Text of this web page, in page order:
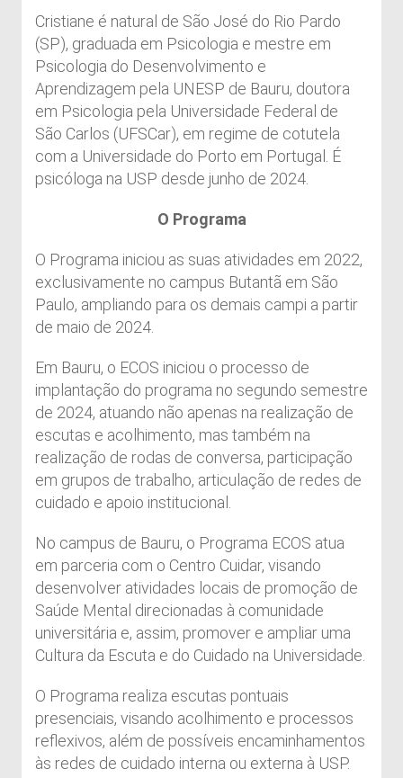
Cristiane é natural de São José do Rio Pardo
(SP), graduada em Psicologia e mestre em
Psicologia do Desenvolvimento e
Aprendizagem pela UNESP de Bauru, doutora
em Psicologia pela Universidade Federal de
São Carlos (UFSCar), em regime de cotutela
com a Universidade do Porto em Portugal. É
psicóloga na USP desde junho de 2024.
O Programa
O Programa iniciou as suas atividades em 2022,
exclusivamente no campus Butantã em São
Paulo, ampliando para os demais campi a partir
de maio de 2024.
Em Bauru, o ECOS iniciou o processo de
implantação do programa no segundo semestre
de 2024, atuando não apenas na realização de
escutas e acolhimento, mas também na
realização de rodas de conversa, participação
em grupos de trabalho, articulação de redes de
cuidado e apoio institucional.
No campus de Bauru, o Programa ECOS atua
em parceria com o Centro Cuidar, visando
desenvolver atividades locais de promoção de
Saúde Mental direcionadas à comunidade
universitária e, assim, promover e ampliar uma
Cultura da Escuta e do Cuidado na Universidade.
O Programa realiza escutas pontuais
presenciais, visando acolhimento e processos
reflexivos, além de possíveis encaminhamentos
às redes de cuidado interna ou externa à USP.